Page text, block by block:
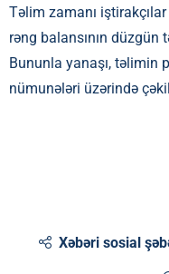
Təlim zamanı
rəng balansının
Bununla yanaşı, təlimin
nümunələri üzərində
Xəbəri sosial